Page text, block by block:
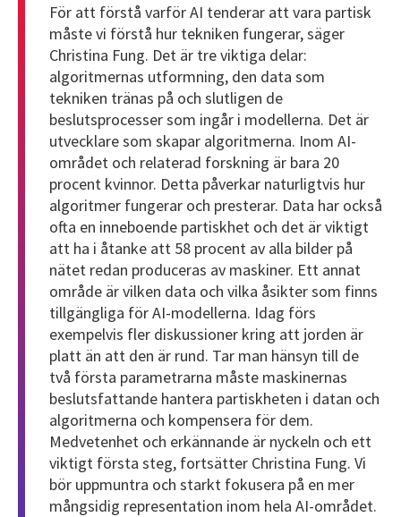
För att förstå varför AI tenderar att vara partisk
måste vi förstå hur tekniken fungerar, säger
Christina Fung. Det är tre viktiga delar:
algoritmernas utformning, den data som
tekniken tränas på och slutligen de
beslutsprocesser som ingår i modellerna. Det är
utvecklare som skapar algoritmerna. Inom AI-
området och relaterad forskning är bara 20
procent kvinnor. Detta påverkar naturligtvis hur
algoritmer fungerar och presterar. Data har också
ofta en inneboende partiskhet och det är viktigt
att ha i åtanke att 58 procent av alla bilder på
nätet redan produceras av maskiner. Ett annat
område är vilken data och vilka åsikter som finns
tillgängliga för AI-modellerna. Idag förs
exempelvis fler diskussioner kring att jorden är
platt än att den är rund. Tar man hänsyn till de
två första parametrarna måste maskinernas
beslutsfattande hantera partiskheten i datan och
algoritmerna och kompensera för dem.
Medvetenhet och erkännande är nyckeln och ett
viktigt första steg, fortsätter Christina Fung. Vi
bör uppmuntra och starkt fokusera på en mer
mångsidig representation inom hela AI-området.